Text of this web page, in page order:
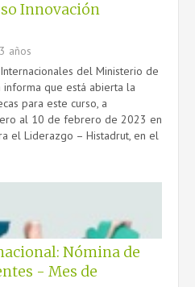
Innovación
años
del Ministerio de
informa que está abierta la
para este curso, a
al 10 de febrero de 2023 en
el Liderazgo – Histadrut, en el
Nómina de
- Mes de